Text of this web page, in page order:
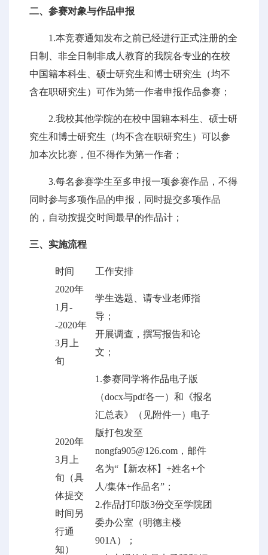
二、参赛对象与作品申报
1.本竞赛通知发布之前已经进行正式注册的全
日制、非全日制非成人教育的我院各专业的在校
中国籍本科生、硕士研究生和博士研究生（均不
含在职研究生）可作为第一作者申报作品参赛；
2.我校其他学院的在校中国籍本科生、硕士研
究生和博士研究生（均不含在职研究生）可以参
加本次比赛，但不得作为第一作者；
3.每名参赛学生至多申报一项参赛作品，不得
同时参与多项作品的申报，同时提交多项作品
的，自动按提交时间最早的作品计；
三、实施流程
时间
工作安排
2020年
1月-
-2020年
3月上
旬
学生选题、请专业老师指
导；
开展调查，撰写报告和论
文；
2020年
3月上
旬（具
体提交
时间另
行通
知）
1.参赛同学将作品电子版
（docx与pdf各一）和《报名
汇总表》（见附件一）电子
版打包发至
nongfa905@126.com，邮件
名为“【新农杯】+姓名+个
人/集体+作品名”；
2.作品打印版3份交至学院团
委办公室（明德主楼
901A）；